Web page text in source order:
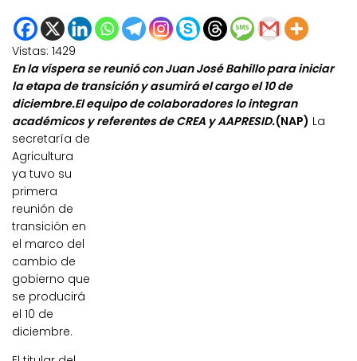
Vistas: 1429
En la víspera se reunió con Juan José Bahillo para iniciar
la etapa de transición y asumirá el cargo el 10 de
diciembre.El equipo de colaboradores lo integran
académicos y referentes de CREA y AAPRESID.(NAP) La
secretaría de
Agricultura
ya tuvo su
primera
reunión de
transición en
el marco del
cambio de
gobierno que
se producirá
el 10 de
diciembre.